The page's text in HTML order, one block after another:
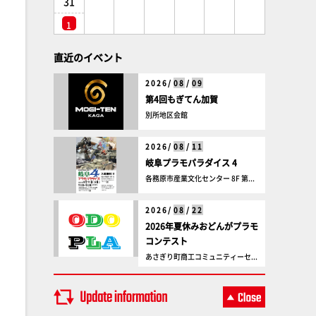
1
直近のイベント
2026/ 08 / 09
第4回もぎてん加賀
別所地区会館
2026/ 08 / 11
岐阜プラモパラダイス 4
各務原市産業文化センター 8F 第...
2026/ 08 / 22
2026年夏休みおどんがプラモ
コンテスト
あさぎり町商工コミュニティーセ...